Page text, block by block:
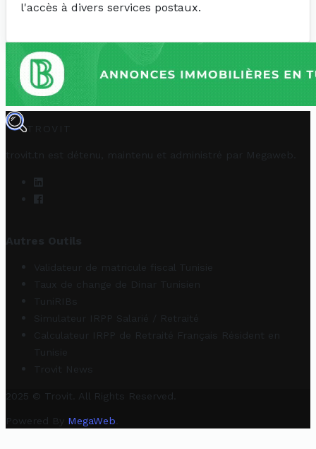
l'accès à divers services postaux.
TROVIT
trovit.tn est détenu, maintenu et administré par Megaweb
Autres Outils
Validateur de matricule fiscal Tunisie
Taux de change de Dinar Tunisien
TuniRIBs
Simulateur IRPP Salarié / Retraité
Calculateur IRPP de Retraité Français Résident en
Tunisie
Trovit News
2025 © Trovit. All Rights Reserved.
Powered By MegaWeb